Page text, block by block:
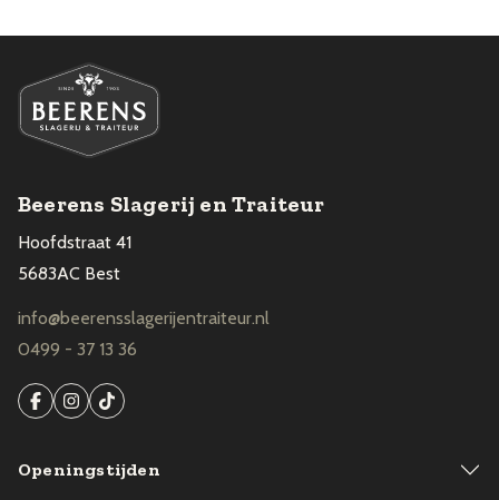
Beerens Slagerij en Traiteur
Hoofdstraat 41
5683AC Best
info@beerensslagerijentraiteur.nl
0499 - 37 13 36
Openingstijden